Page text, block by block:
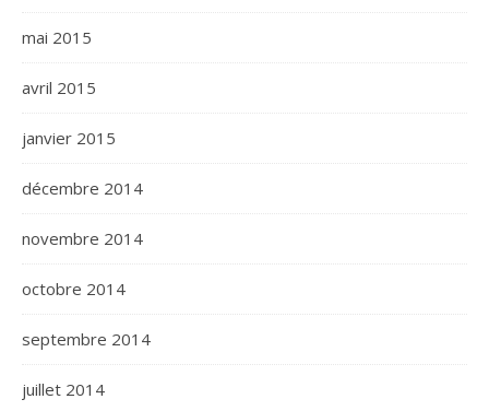
mai 2015
avril 2015
janvier 2015
décembre 2014
novembre 2014
octobre 2014
septembre 2014
juillet 2014